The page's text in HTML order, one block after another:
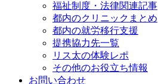
福祉制度・法律関連記事
都内のクリニックまとめ
都内の就労移行支援
提携協力先一覧
リス太の体験レポ
その他のお役立ち情報
お問い合わせ